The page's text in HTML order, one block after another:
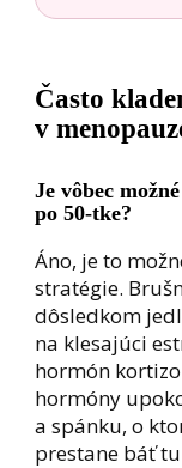
Často
v
Je vôbec
po 50-tke?
Áno, je to
stratégie.
dôsledkom
na klesajúci
hormón
hormóny
a spánku, o
prestane báť